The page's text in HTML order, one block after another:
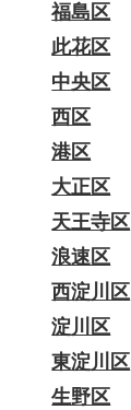
福島区
此花区
中央区
西区
港区
大正区
天王寺区
浪速区
西淀川区
淀川区
東淀川区
生野区